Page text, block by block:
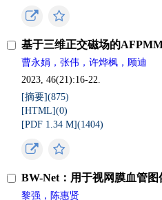
基于三维正交磁场的
曹永娟，张伟，许烨枫，顾迪
2023, 46(21):16-22.
[摘要](875)
[HTML](0)
[PDF 1.34 M](1404)
BW-Net：用于视网膜血管
黎强，陈惠贤